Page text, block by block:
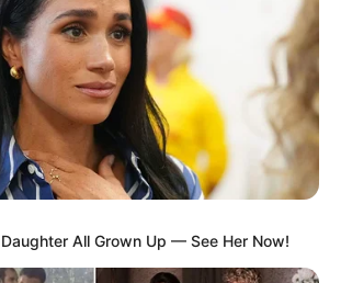
All Grown Up — See Her Now!